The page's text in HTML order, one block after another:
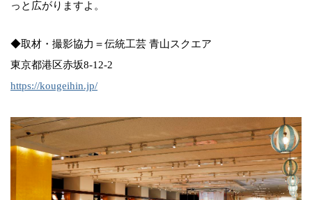
っと広がりますよ。
◆取材・撮影協力＝伝統工芸 青山スクエア
東京都港区赤坂8-12-2
https://kougeihin.jp/